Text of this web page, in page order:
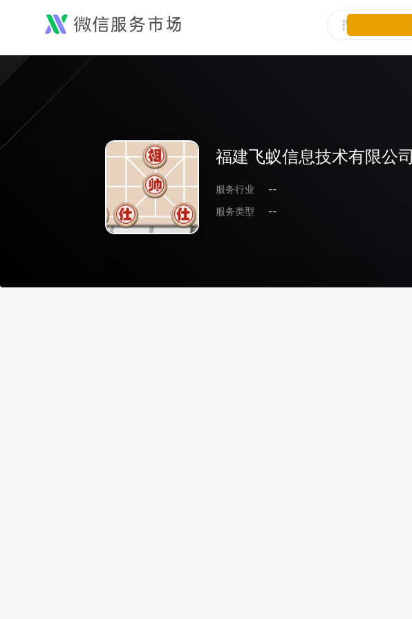
福建飞蚁信息技术有限公司
服务行业
--
服务类型
--